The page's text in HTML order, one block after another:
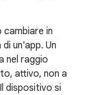
in
un'app. Un
nel raggio
attivo, non a
dispositivo si